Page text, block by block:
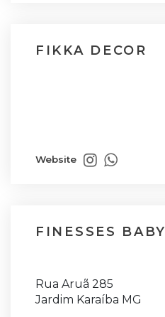
FIKKA DECOR
Website
FINESSES BABY
Rua Aruã 285
Jardim Karaíba MG